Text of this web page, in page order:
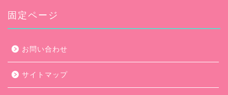
ブ
固定ページ
お問い合わせ
サイトマップ